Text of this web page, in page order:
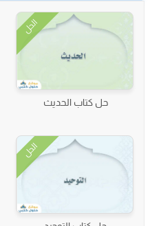
الحل
حل كتاب الحديث
الحل